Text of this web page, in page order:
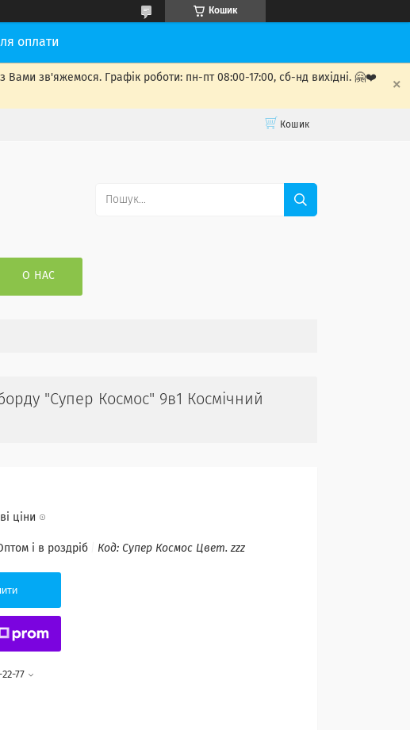
Кошик
оплати
зв'яжемося. Графік роботи: пн-пт 08:00-17:00, сб-нд вихідні. 🤗❤️
Кошик
О НАС
"Супер Космос" 9в1 Космічний
ціни
і в роздріб Код: Супер Космос Цвет. zzz
77